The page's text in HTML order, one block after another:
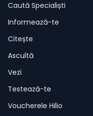
Caută Specialiști
Informează-te
Citește
Ascultă
Vezi
Testează-te
Voucherele Hilio